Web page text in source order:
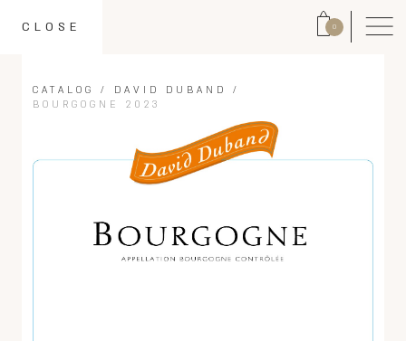
0
CLOSE
CATALOG / DAVID DUBAND
/
BOURGOGNE 2023